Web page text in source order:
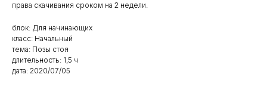
права скачивания сроком на 2 недели.
блок: Для начинающих
класс: Начальный
тема: Позы стоя
длительность: 1,5 ч
дата: 2020/07/05